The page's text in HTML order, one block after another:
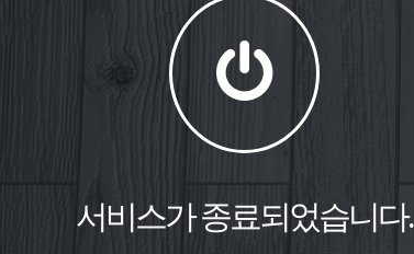
서비스가 종료되었습니다.